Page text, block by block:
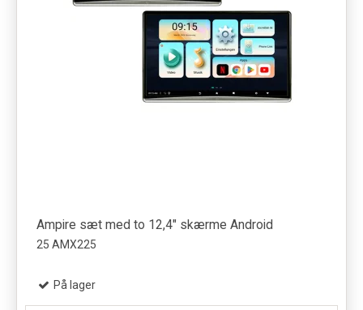
Ampire sæt med to 12,4" skærme Android
25 AMX225
På lager